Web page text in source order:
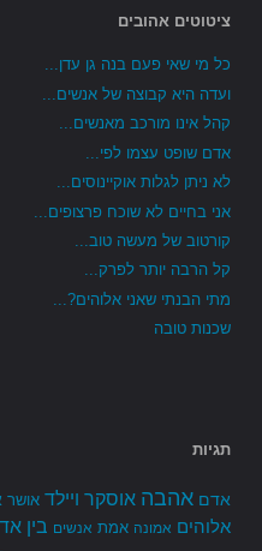
ציטוטים אהובים
כל מי שאי פעם בנה גן עדן...
ועדה היא קבוצה של אנשים...
קהל אינו מורכב מאנשים...
אדם שופט עצמו לפי...
לא ניתן לגלות אוקיינוסים...
אני בחיים לא שוכח פרצופים...
קורטוב של מעשה טוב...
קל הרבה יותר לפרק...
מתי הבנתי שאני אלוהים?...
שכנות טובה
תגיות
אדם אהבה אוסקר ויילד אושר
אלוהים אמונה אמת אנשים בין